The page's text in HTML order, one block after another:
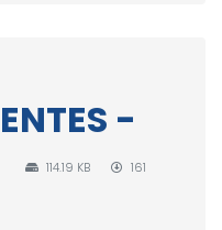
-
114.19 KB 161